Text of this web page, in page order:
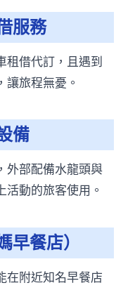
服務
租借代訂，且遇到
讓旅程無憂。
備
外部配備水龍頭與
活動的旅客使用。
早餐店）
在附近知名早餐店